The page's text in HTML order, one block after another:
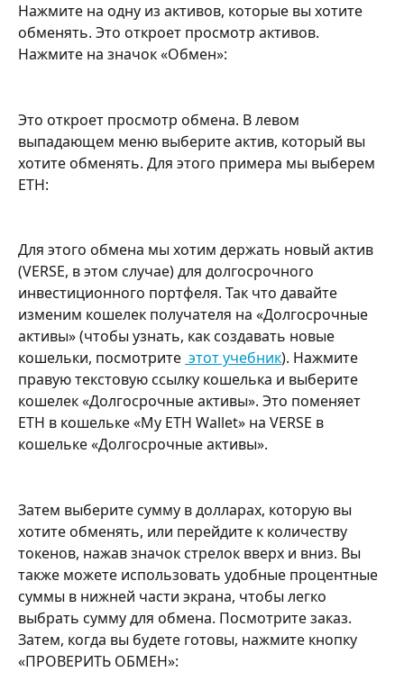
Нажмите на одну из активов, которые вы хотите
обменять. Это откроет просмотр активов.
Нажмите на значок «Обмен»:
Это откроет просмотр обмена. В левом
выпадающем меню выберите актив, который вы
хотите обменять. Для этого примера мы выберем
ETH:
Для этого обмена мы хотим держать новый актив
(VERSE, в этом случае) для долгосрочного
инвестиционного портфеля. Так что давайте
изменим кошелек получателя на «Долгосрочные
активы» (чтобы узнать, как создавать новые
кошельки, посмотрите этот учебник). Нажмите
правую текстовую ссылку кошелька и выберите
кошелек «Долгосрочные активы». Это поменяет
ETH в кошельке «My ETH Wallet» на VERSE в
кошельке «Долгосрочные активы».
Затем выберите сумму в долларах, которую вы
хотите обменять, или перейдите к количеству
токенов, нажав значок стрелок вверх и вниз. Вы
также можете использовать удобные процентные
суммы в нижней части экрана, чтобы легко
выбрать сумму для обмена. Посмотрите заказ.
Затем, когда вы будете готовы, нажмите кнопку
«ПРОВЕРИТЬ ОБМЕН»: